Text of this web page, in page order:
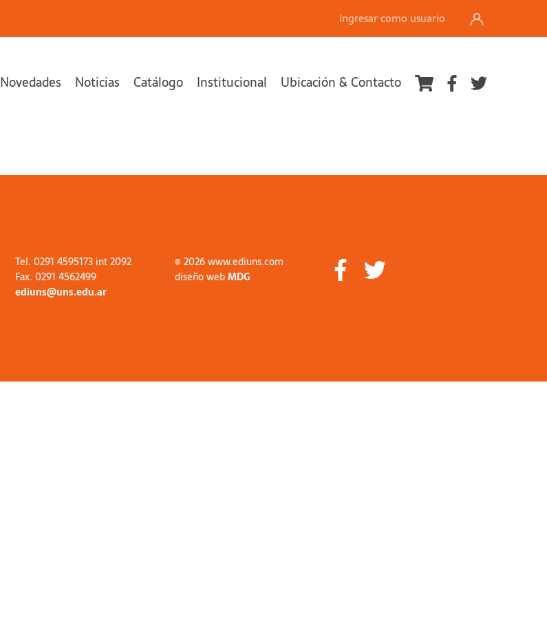
Ingresar como usuario
Novedades Noticias Catálogo Institucional Ubicación & Contacto
Tel. 0291 4595173 int 2092
Fax. 0291 4562499
ediuns@uns.edu.ar
© 2026 www.ediuns.com
diseño webMDG